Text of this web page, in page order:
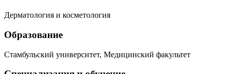
Дерматология и косметология
Образование
Стамбульский университет, Медицинский факультет